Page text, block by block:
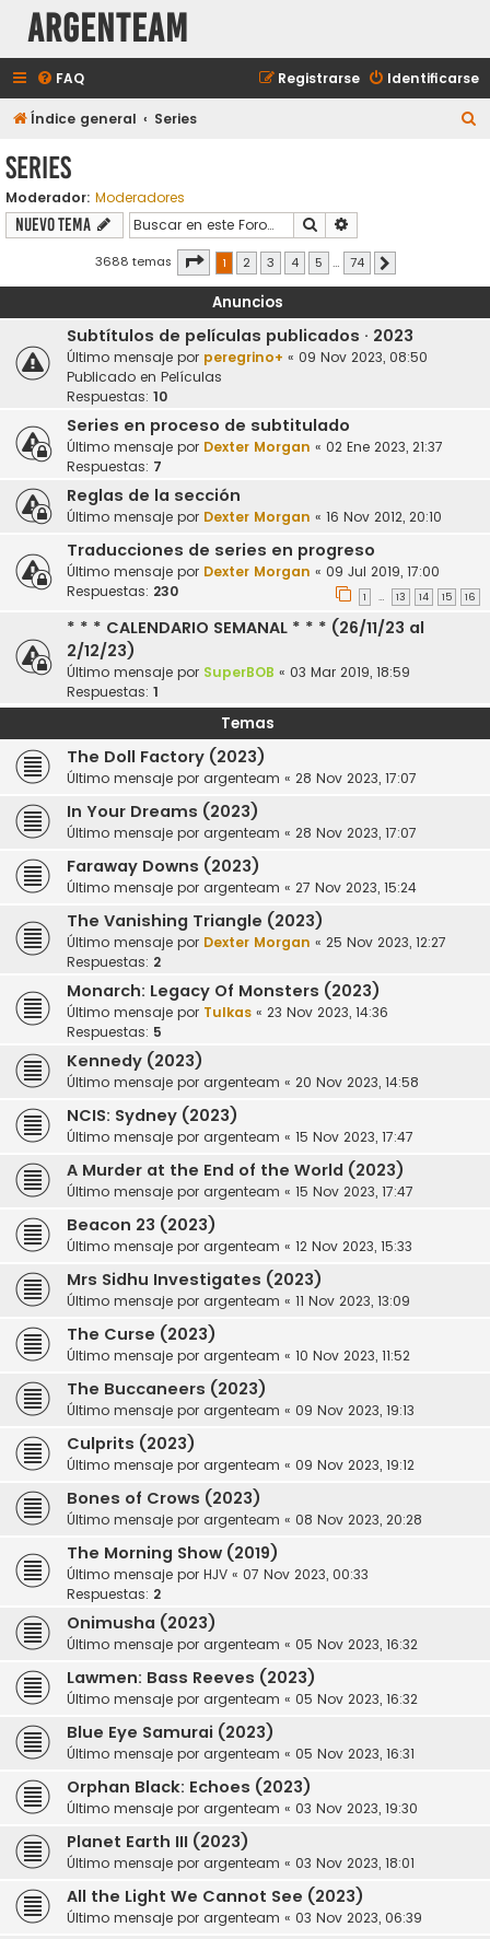
aRGENTeaM
FAQ Identificarse
Registrarse
Índice general Series
Series
Moderador: Moderadores
Nuevo Tema Buscar
3688 temas Página de 74
1 2 3 4 5 … 74
Anuncios
Subtítulos de películas publicados · 2023
Último mensaje por peregrino+ « 09 Nov 2023, 08:50
Publicado en Películas
Respuestas: 10
Series en proceso de subtitulado
Último mensaje por Dexter Morgan « 02 Ene 2023, 21:37
Respuestas: 7
Reglas de la sección
Último mensaje por Dexter Morgan « 16 Nov 2012, 20:10
Traducciones de series en progreso
Último mensaje por Dexter Morgan « 09 Jul 2019, 17:00
Respuestas: 230 1 … 13 14 15 16
* * * CALENDARIO SEMANAL * * * (26/11/23 al
2/12/23)
Último mensaje por SuperBOB « 03 Mar 2019, 18:59
Respuestas: 1
Temas
The Doll Factory (2023)
Último mensaje por argenteam « 28 Nov 2023, 17:07
In Your Dreams (2023)
Último mensaje por argenteam « 28 Nov 2023, 17:07
Faraway Downs (2023)
Último mensaje por argenteam « 27 Nov 2023, 15:24
The Vanishing Triangle (2023)
Último mensaje por Dexter Morgan « 25 Nov 2023, 12:27
Respuestas: 2
Monarch: Legacy Of Monsters (2023)
Último mensaje por Tulkas « 23 Nov 2023, 14:36
Respuestas: 5
Kennedy (2023)
Último mensaje por argenteam « 20 Nov 2023, 14:58
NCIS: Sydney (2023)
Último mensaje por argenteam « 15 Nov 2023, 17:47
A Murder at the End of the World (2023)
Último mensaje por argenteam « 15 Nov 2023, 17:47
Beacon 23 (2023)
Último mensaje por argenteam « 12 Nov 2023, 15:33
Mrs Sidhu Investigates (2023)
Último mensaje por argenteam « 11 Nov 2023, 13:09
The Curse (2023)
Último mensaje por argenteam « 10 Nov 2023, 11:52
The Buccaneers (2023)
Último mensaje por argenteam « 09 Nov 2023, 19:13
Culprits (2023)
Último mensaje por argenteam « 09 Nov 2023, 19:12
Bones of Crows (2023)
Último mensaje por argenteam « 08 Nov 2023, 20:28
The Morning Show (2019)
Último mensaje por HJV « 07 Nov 2023, 00:33
Respuestas: 2
Onimusha (2023)
Último mensaje por argenteam « 05 Nov 2023, 16:32
Lawmen: Bass Reeves (2023)
Último mensaje por argenteam « 05 Nov 2023, 16:32
Blue Eye Samurai (2023)
Último mensaje por argenteam « 05 Nov 2023, 16:31
Orphan Black: Echoes (2023)
Último mensaje por argenteam « 03 Nov 2023, 19:30
Planet Earth III (2023)
Último mensaje por argenteam « 03 Nov 2023, 18:01
All the Light We Cannot See (2023)
Último mensaje por argenteam « 03 Nov 2023, 06:39